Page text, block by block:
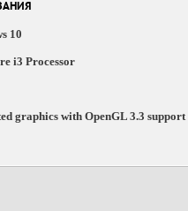
10
i3 Processor
graphics with OpenGL 3.3 support